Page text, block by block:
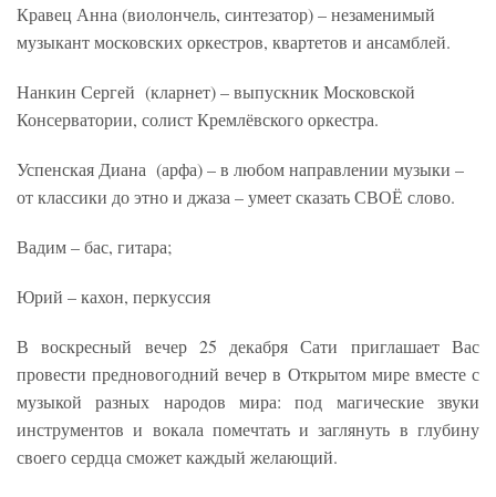
Кравец Анна (виолончель, синтезатор) – незаменимый
музыкант московских оркестров, квартетов и ансамблей.
Нанкин Сергей (кларнет) – выпускник Московской
Консерватории, солист Кремлёвского оркестра.
Успенская Диана (арфа) – в любом направлении музыки –
от классики до этно и джаза – умеет сказать СВОЁ слово.
Вадим – бас, гитара;
Юрий – кахон, перкуссия
В воскресный вечер 25 декабря Сати приглашает Вас
провести предновогодний вечер в Открытом мире вместе с
музыкой разных народов мира: под магические звуки
инструментов и вокала помечтать и заглянуть в глубину
своего сердца сможет каждый желающий.